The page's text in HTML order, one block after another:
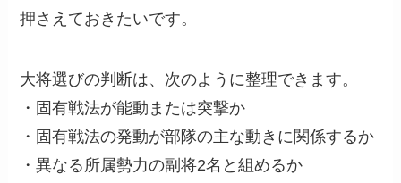
押さえておきたいです。
大将選びの判断は、次のように整理できます。
・固有戦法が能動または突撃か
・固有戦法の発動が部隊の主な動きに関係するか
・異なる所属勢力の副将2名と組めるか